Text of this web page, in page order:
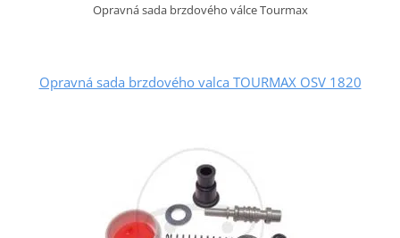
Opravná sada brzdového válce Tourmax
Opravná sada brzdového valca TOURMAX OSV 1820